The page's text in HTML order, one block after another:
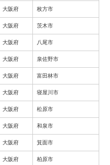
大阪府 枚方市
大阪府 茨木市
大阪府 八尾市
大阪府 泉佐野市
大阪府 富田林市
大阪府 寝屋川市
大阪府 松原市
大阪府 和泉市
大阪府 箕面市
大阪府 柏原市